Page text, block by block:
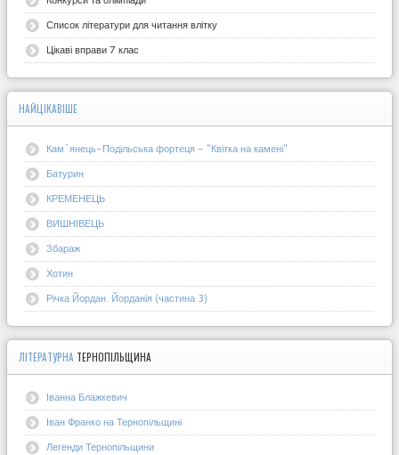
Список літератури для читання влітку
Цікаві вправи 7 клас
НАЙЦІКАВІШЕ
Кам`янець-Подільська фортеця - "Квітка на камені"
Батурин
КРЕМЕНЕЦЬ
ВИШНІВЕЦЬ
Збараж
Хотин
Річка Йордан. Йорданія (частина 3)
ЛІТЕРАТУРНА ТЕРНОПІЛЬЩИНА
Іванна Блажкевич
Іван Франко на Тернопільщині
Легенди Тернопільщини